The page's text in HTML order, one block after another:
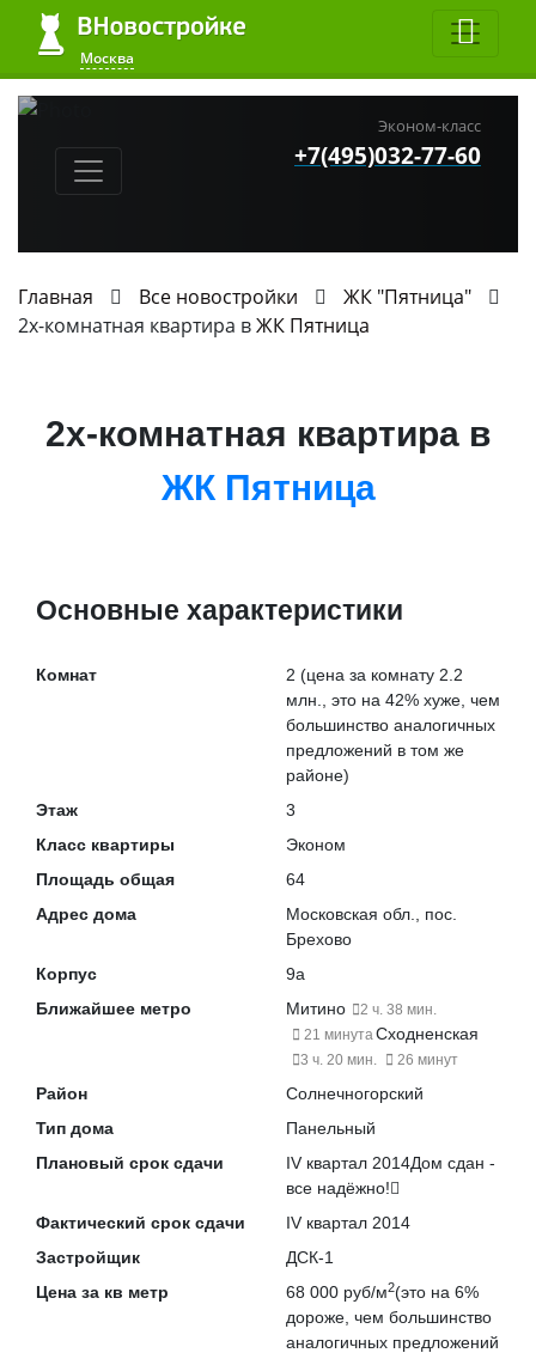
Москва
Эконом-класс
+7(495)032-77-60
Главная Все новостройки
ЖК "Пятница"
2х-комнатная квартира вЖК Пятница
2х-комнатная квартира в
ЖК Пятница
Основные характеристики
Комнат 2 (цена за комнату 2.2
млн., это на 42% хуже , чем
большинство аналогичных
предложений в том же
районе)
Этаж
3
Класс квартиры
Эконом
Площадь общая
64
Адрес дома
Московская обл., пос.
Брехово
Корпус
9а
Ближайшее метро
Митино
2 ч. 38 мин.
21 минутаСходненская
3 ч. 20 мин. 26 минут
Район
Солнечногорский
Тип дома
Панельный
Плановый срок сдачи
IV квартал 2014Дом сдан -
все надёжно!
Фактический срок сдачи
IV квартал 2014
Застройщик
ДСК-1
Цена за кв метр
68 000 руб/м2(это на 6%
дороже , чем большинство
аналогичных предложений